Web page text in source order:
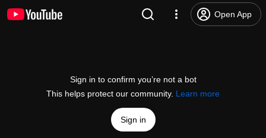
Open App
Sign in to confirm you’re not a bot
This helps protect our community. Learn more
Sign in